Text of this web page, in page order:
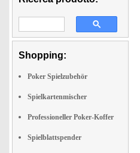
Shopping:
Poker Spielzubehör
Spielkartenmischer
Professioneller Poker-Koffer
Spielblattspender